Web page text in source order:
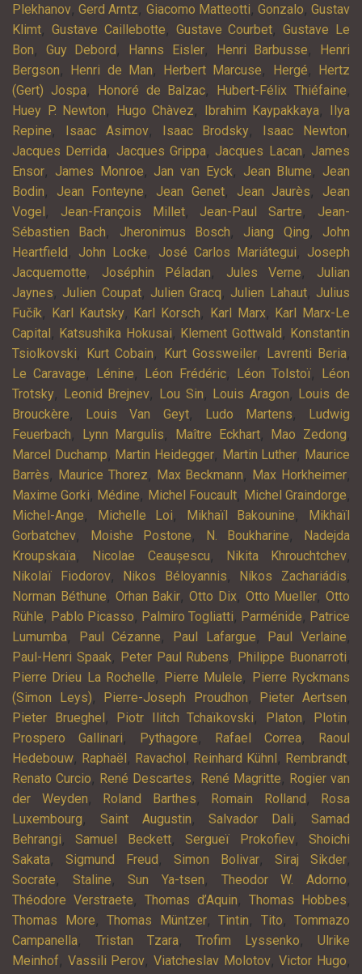
Plekhanov,Gerd Arntz, Giacomo Matteotti, Gonzalo,Gustav
Klimt, Gustave Caillebotte, Gustave Courbet,Gustave Le
Bon, Guy Debord , Hanns Eisler, Henri Barbusse,
Henri
Bergson, Henri de Man, Herbert Marcuse, Hergé,
Hertz
(Gert) Jospa, Honoré de Balzac, Hubert-Félix Thiéfaine,
Huey P. Newton, Hugo Chàvez, Ibrahim Kaypakkaya,
Ilya
Repine, Isaac Asimov, Isaac Brodsky, Isaac Newton,
Jacques Derrida, Jacques Grippa, Jacques Lacan, James
Ensor, James Monroe, Jan van Eyck, Jean Blume, Jean
Bodin, Jean Fonteyne, Jean Genet, Jean Jaurès, Jean
Vogel , Jean-François Millet, Jean-Paul Sartre, Jean-
Sébastien Bach, Jheronimus Bosch, Jiang Qing, John
Heartfield , John Locke, José Carlos Mariátegui, Joseph
Jacquemotte, Joséphin Péladan, Jules Verne, Julian
Jaynes, Julien Coupat, Julien Gracq, Julien Lahaut, Julius
Fučík, Karl Kautsky, Karl Korsch, Karl Marx, Karl Marx-Le
Capital , Katsushika Hokusai, Klement Gottwald , Konstantin
Tsiolkovski, Kurt Cobain, Kurt Gossweiler, Lavrenti Beria,
Le Caravage, Lénine, Léon Frédéric, Léon Tolstoï,
Léon
Trotsky, Leonid Brejnev, Lou Sin, Louis Aragon, Louis de
Brouckère, Louis Van Geyt, Ludo Martens,
Ludwig
Feuerbach, Lynn Margulis, Maître Eckhart, Mao Zedong,
Marcel Duchamp, Martin Heidegger, Martin Luther, Maurice
Barrès, Maurice Thorez, Max Beckmann, Max Horkheimer,
Maxime Gorki, Médine, Michel Foucault, Michel Graindorge,
Michel-Ange, Michelle Loi, Mikhaïl Bakounine,
Mikhaïl
Gorbatchev, Moishe Postone, N. Boukharine,
Nadejda
Kroupskaïa, Nicolae Ceaușescu, Nikita Khrouchtchev,
Nikolaï Fiodorov, Nikos Béloyannis, Níkos Zachariádis,
Norman Béthune, Orhan Bakir, Otto Dix, Otto Mueller, Otto
Rühle, Pablo Picasso, Palmiro Togliatti, Parménide, Patrice
Lumumba, Paul Cézanne, Paul Lafargue, Paul Verlaine,
Paul-Henri Spaak, Peter Paul Rubens, Philippe Buonarroti,
Pierre Drieu La Rochelle, Pierre Mulele,
Pierre Ryckmans
(Simon Leys), Pierre-Joseph Proudhon, Pieter Aertsen,
Pieter Brueghel , Piotr Ilitch Tchaïkovski, Platon, Plotin,
Prospero Gallinari, Pythagore, Rafael Correa,
Raoul
Hedebouw, Raphaël , Ravachol , Reinhard Kühnl , Rembrandt,
Renato Curcio, René Descartes, René Magritte, Rogier van
der Weyden, Roland Barthes, Romain Rolland ,
Rosa
Luxembourg, Saint Augustin,Salvador Dali,Samad
Behrangi,Samuel Beckett,Sergueï Prokofiev,Shoichi
Sakata, Sigmund Freud , Simon Bolivar, Siraj Sikder,
Socrate, Staline,Sun Ya-tsen, Theodor W. Adorno,
Théodore Verstraete, Thomas d’Aquin, Thomas Hobbes,
Thomas More, Thomas Müntzer, Tintin, Tito, Tommazo
Campanella, Tristan Tzara,Trofim Lyssenko,Ulrike
Meinhof, Vassili Perov,Viatcheslav Molotov,Victor Hugo,